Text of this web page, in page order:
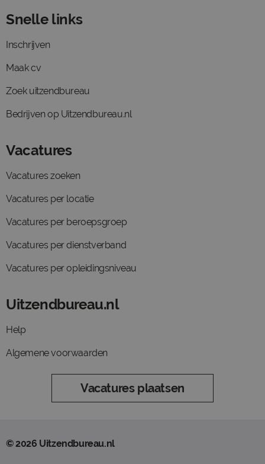
Snelle links
Inschrijven
Maak cv
Zoek uitzendbureau
Bedrijven op Uitzendbureau.nl
Vacatures
Vacatures zoeken
Vacatures per locatie
Vacatures per beroepsgroep
Vacatures per dienstverband
Vacatures per opleidingsniveau
Uitzendbureau.nl
Help
Algemene voorwaarden
Vacatures plaatsen
© 2026 Uitzendbureau.nl